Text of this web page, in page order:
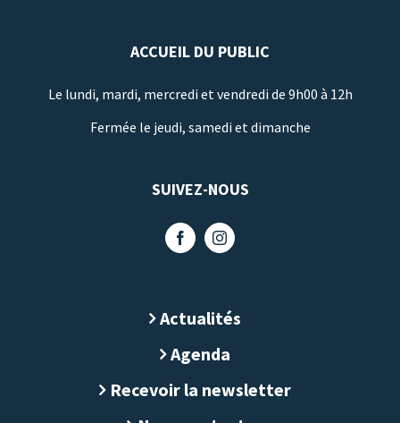
ACCUEIL DU PUBLIC
Le lundi, mardi, mercredi et vendredi de 9h00 à 12h
Fermée le jeudi, samedi et dimanche
SUIVEZ-NOUS
Actualités
Agenda
Recevoir la newsletter